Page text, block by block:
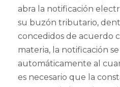
abra la notificación
su buzón tributario,
concedidos de acuerdo
materia, la notificación
automáticamente al
es necesario que la